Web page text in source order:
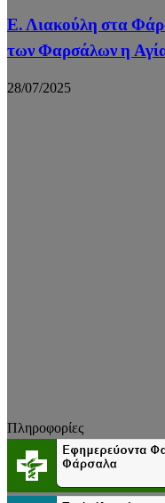
Ε. Λιακούλη στα
των Φαρσάλων η
28/07/2025
Πληροφορίες